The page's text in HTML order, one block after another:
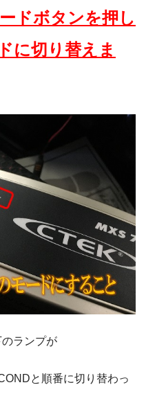
ドボタンを押し
に切り替えま
ランプが
と順番に切り替わっ